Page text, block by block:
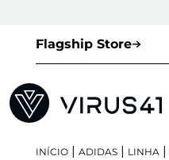
Flagship Store
INÍCIO | ADIDAS | LINHA |